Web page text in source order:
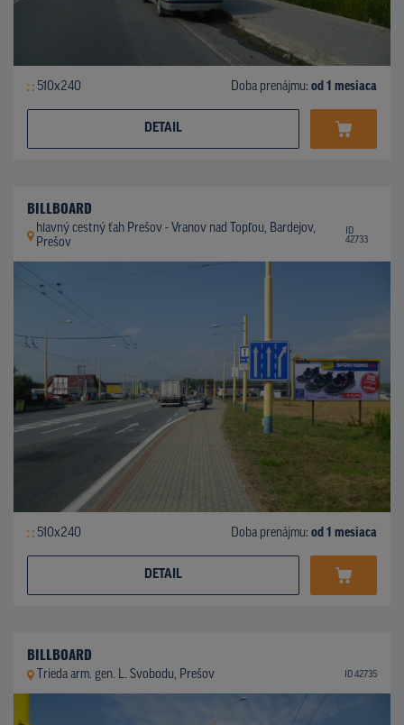
510x240 Doba prenájmu: od 1 mesiaca
DETAIL
BILLBOARD
hlavný cestný ťah Prešov - Vranov nad Topľou, Bardejov,
Prešov
ID
42733
510x240 Doba prenájmu: od 1 mesiaca
DETAIL
BILLBOARD
Trieda arm. gen. L. Svobodu, Prešov ID 42735